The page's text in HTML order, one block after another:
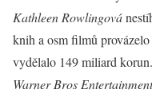
Kathleen Rowlingová
knih a osm filmů
vydělalo 149 miliard
Warner Bros Entertainment